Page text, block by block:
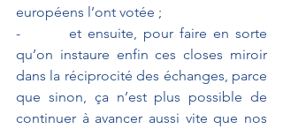
européens l’ont votée ;
-        et ensuite, pour faire en sorte
qu’on instaure enfin ces closes miroir
dans la réciprocité des échanges, parce
que sinon, ça n’est plus possible de
continuer à avancer aussi vite que nos